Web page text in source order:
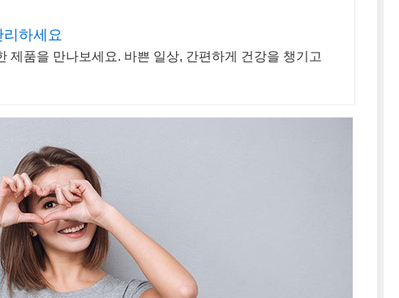
하세요
제품을 만나보세요. 바쁜 일상, 간편하게 건강을 챙기고